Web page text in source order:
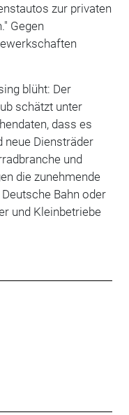
zur privaten
Gegen
blüht: Der
schätzt unter
dass es
neue Diensträder
und
die zunehmende
Bahn oder
und Kleinbetriebe